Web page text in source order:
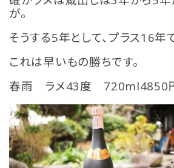
が。
そうする5年として、プラス16年
これは早いもの勝ちです。
春雨 ラメ43度 720ml4850